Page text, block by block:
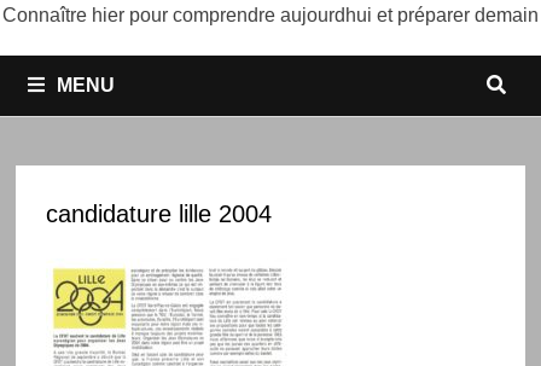
Connaître hier pour comprendre aujourdhui et préparer demain
MENU
candidature lille 2004